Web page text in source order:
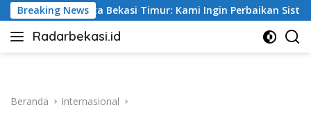
Langsung
ke
konten
Breaking News
Kami Ingin Perbaikan Sistem Keselamatan Lebih Dulu
Radarbekasi.id
Berita
Beranda
Internasional